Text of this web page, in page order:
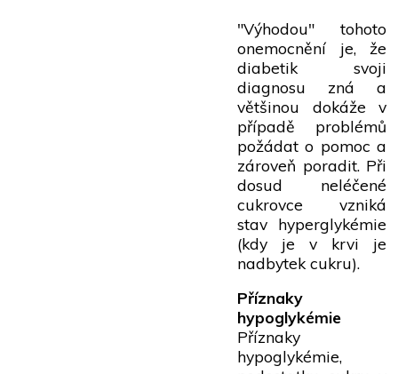
"Výhodou" tohoto
onemocnění je, že
diabetik svoji
diagnosu zná a
většinou dokáže v
případě problémů
požádat o pomoc a
zároveň poradit. Při
dosud neléčené
cukrovce vzniká
stav hyperglykémie
(kdy je v krvi je
nadbytek cukru).
Příznaky
hypoglykémie
Příznaky
hypoglykémie,